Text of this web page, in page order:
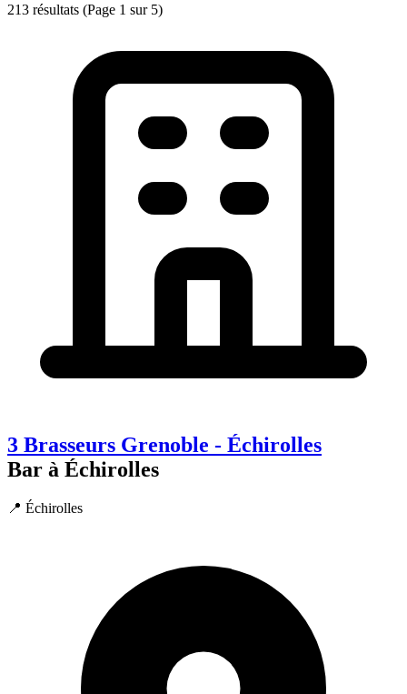
213 résultats (Page 1 sur 5)
3 Brasseurs Grenoble - Échirolles
Bar à Échirolles
📍 Échirolles